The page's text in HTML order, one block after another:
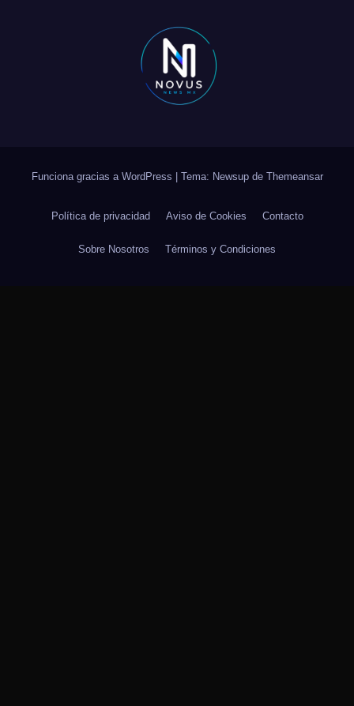
Funciona gracias a WordPress Tema: Newsup de Themeansar
Política de privacidad Aviso de Cookies Contacto
Sobre Nosotros Términos y Condiciones